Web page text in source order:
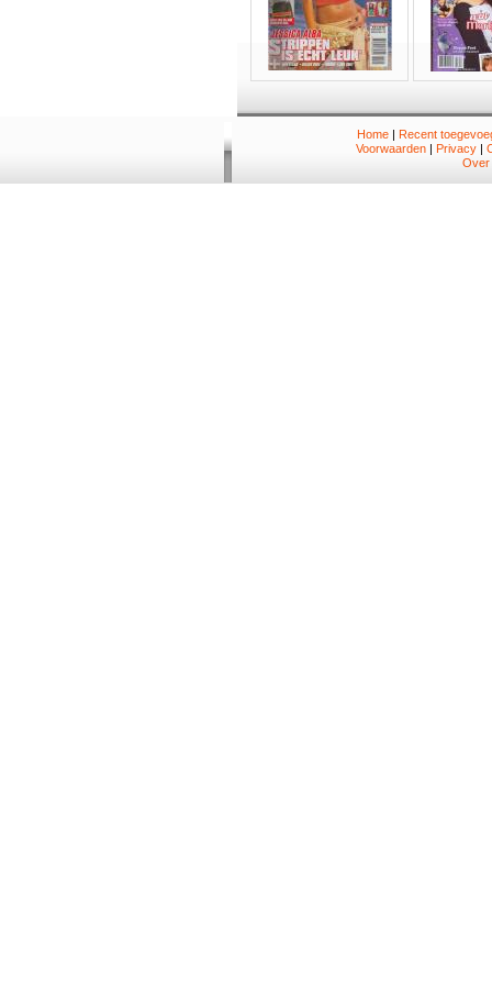
Home| Recent
Voorwaarden | Privacy |
Over